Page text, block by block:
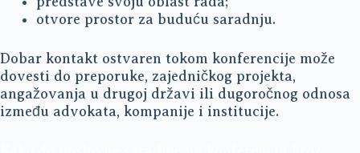
otvore prostor za buduću saradnju.
Dobar kontakt ostvaren tokom konferencije može
dovesti do preporuke, zajedničkog projekta,
angažovanja u drugoj državi ili dugoročnog odnosa
između advokata, kompanije i institucije.